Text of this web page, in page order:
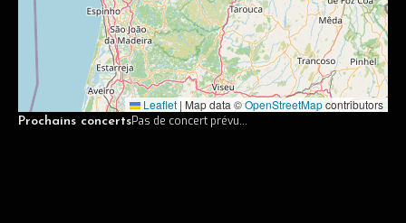
Concerts passés
Vidéos
Discographie
Musiciens
Leaflet | Map data ©OpenStreetMapcontributors
Prochains concertsPas de concert prévu...